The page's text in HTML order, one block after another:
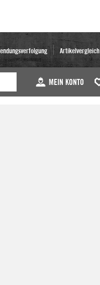
Artikelvergleich
MEIN KONTO